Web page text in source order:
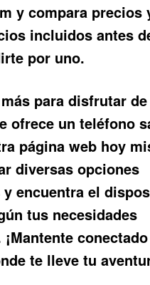
y compara precios
incluidos antes
por uno.
para disfrutar
ofrece un teléfono
página web hoy
diversas opciones
encuentra el
tus necesidades
te lleve tu